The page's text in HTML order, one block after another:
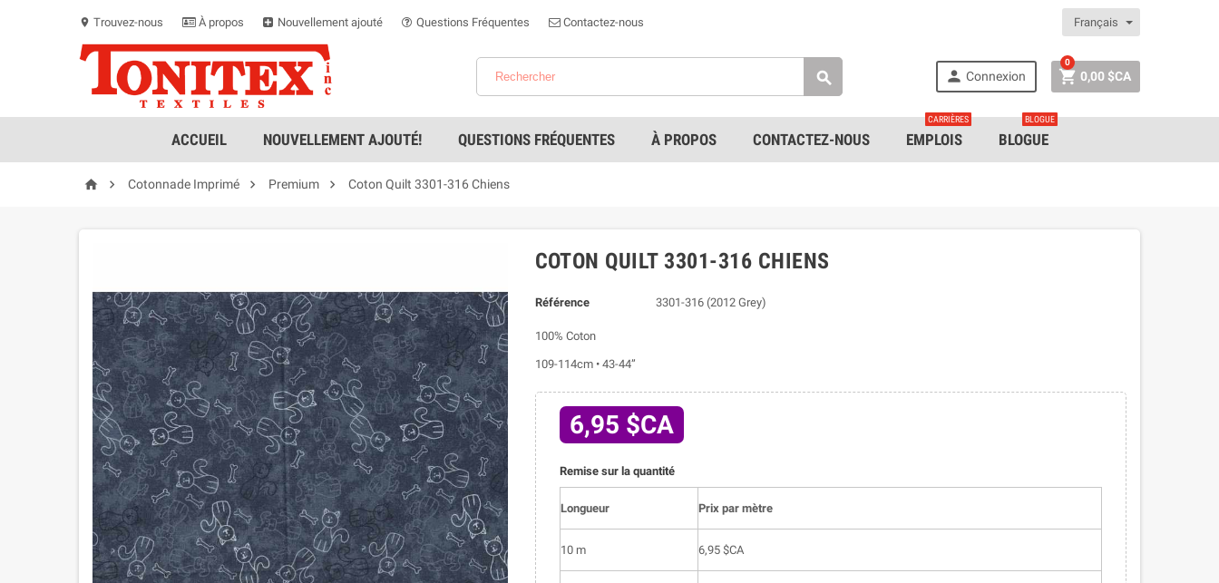
location_on Trouvez-nous À propos Nouvellement ajouté Questions Fréquentes Contactez-nous Français
  Connexion  0,00 $CA
0
ACCUEIL NOUVELLEMENT AJOUTÉ! QUESTIONS FRÉQUENTES À PROPOS CONTACTEZ-NOUS EMPLOIS
CARRIÈRES
BLOGUE
BLOGUE
  Cotonnade Imprimé  Premium  Coton Quilt 3301-316 Chiens
COTON QUILT 3301-316 CHIENS
Référence 3301-316 (2012 Grey)
100% Coton
109-114cm • 43-44”
6,95 $CA
Remise sur la quantité
Longueur Prix par mètre
10 m 6,95 $CA